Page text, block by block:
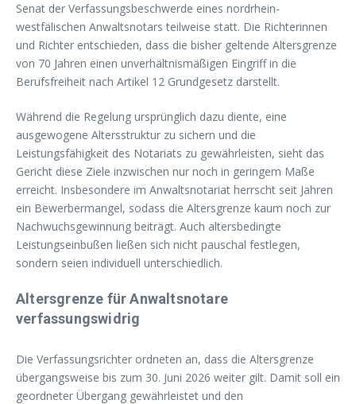
Senat der Verfassungsbeschwerde eines nordrhein-
westfälischen Anwaltsnotars teilweise statt. Die Richterinnen
und Richter entschieden, dass die bisher geltende Altersgrenze
von 70 Jahren einen unverhältnismäßigen Eingriff in die
Berufsfreiheit nach Artikel 12 Grundgesetz darstellt.
Während die Regelung ursprünglich dazu diente, eine
ausgewogene Altersstruktur zu sichern und die
Leistungsfähigkeit des Notariats zu gewährleisten, sieht das
Gericht diese Ziele inzwischen nur noch in geringem Maße
erreicht. Insbesondere im Anwaltsnotariat herrscht seit Jahren
ein Bewerbermangel, sodass die Altersgrenze kaum noch zur
Nachwuchsgewinnung beiträgt. Auch altersbedingte
Leistungseinbußen ließen sich nicht pauschal festlegen,
sondern seien individuell unterschiedlich.
Altersgrenze für Anwaltsnotare
verfassungswidrig
Die Verfassungsrichter ordneten an, dass die Altersgrenze
übergangsweise bis zum 30. Juni 2026 weiter gilt. Damit soll ein
geordneter Übergang gewährleistet und den